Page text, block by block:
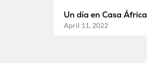
Un día en Casa África
April 11, 2022